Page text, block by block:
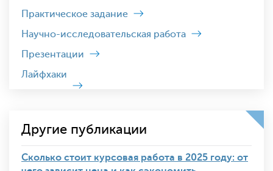
Практическое задание
Научно-исследовательская работа
Презентации
Лайфхаки
Другие публикации
Сколько стоит курсовая работа в 2025 году: от